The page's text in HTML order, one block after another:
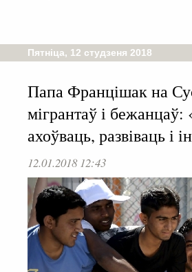
Пятніца, 12 студзеня 2018
Папа Францішак на
мігрантаў і
ахоўваць, развіваць і
12.01.2018 12:43